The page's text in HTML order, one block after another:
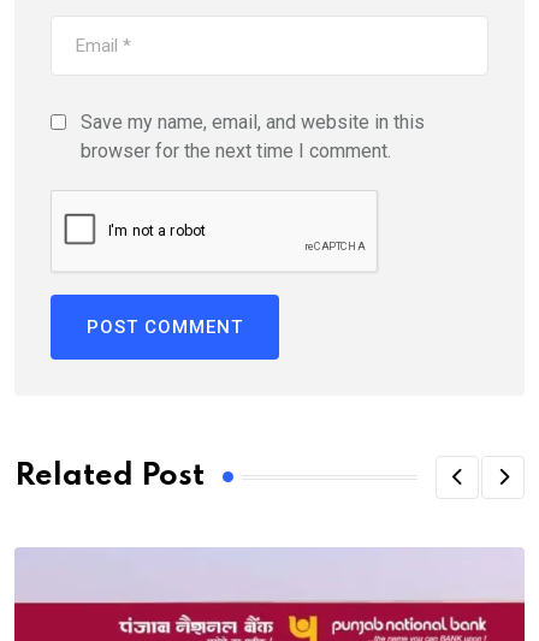
Save my name, email, and website in this
browser for the next time I comment.
Related Post